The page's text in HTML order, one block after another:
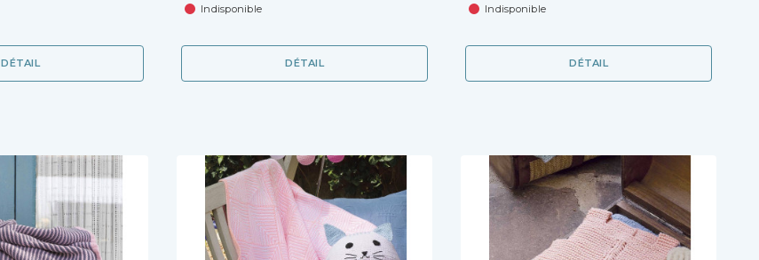
DÉTAIL
Indisponible
DÉTAIL
Indisponible
DÉTAIL